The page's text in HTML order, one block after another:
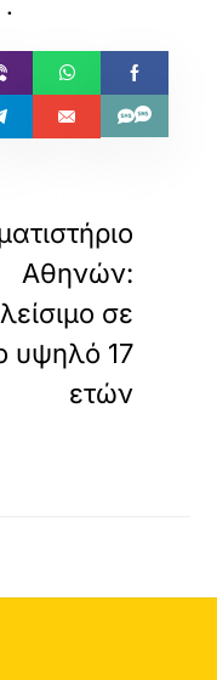
.
Αθηνών:
σε
υψηλό 17
ετών